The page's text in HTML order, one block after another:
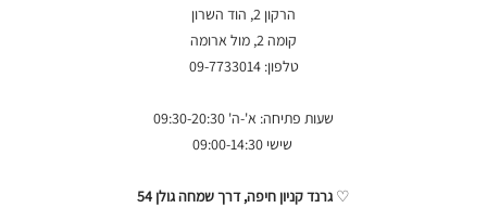
הרקון 2, הוד השרון
קומה 2, מול ארומה
טלפון: 09-7733014
שעות פתיחה: א'-ה' 09:30-20:30
שישי 09:00-14:30
♡ גרנד קניון חיפה, דרך שמחה גולן 54